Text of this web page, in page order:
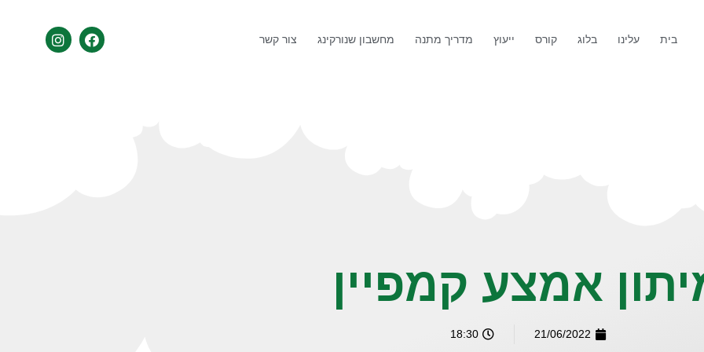
בית עלינו בלוג קורס ייעוץ מדריך מתנה מחשבון שנורקינג צור קשר
אמצע קמפיין
21/06/2022
18:30